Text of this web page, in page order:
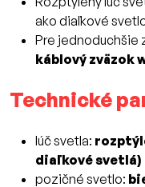
ako diaľkové
Pre jednoduchšie
káblový zväzok
Technické
lúč svetla:
diaľkové svetlá)
pozičné svetlo: